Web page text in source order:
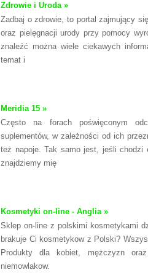
Zdrowie i Uroda »
Zadbaj o zdrowie, to portal zajmujący
oraz pielęgnacji urody przy pomocy
znaleźć można wiele ciekawych
temat i
Meridia 15 »
Często na forach poświęconym
suplementów, w zależności od ich
też napoje. Tak samo jest, jeśli chodzi
znajdziemy mię
Kosmetyki on-line - Anglia »
Sklep on-line z polskimi kosmetykami
brakuje Ci kosmetykow z Polski?
Produkty dla kobiet, mężczyzn
niemowlakow.